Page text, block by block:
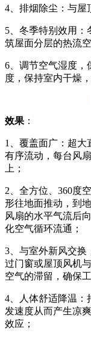
4、排烟除尘：与屋
5、冬季特别效用：
筑屋面分层的热流
6、调节空气湿度，
度，保持室内干燥
效果 ：
1、覆盖面广：超大
有序流动，每台风
上；
2、全方位、360度
形往地面推动，到
风扇的水平气流后
化空气循环流通；
3、与室外新风交换
过门窗或屋顶风机
空气的滞留，确保
4、人体舒适降温：
发速度从而产生凉
效应；